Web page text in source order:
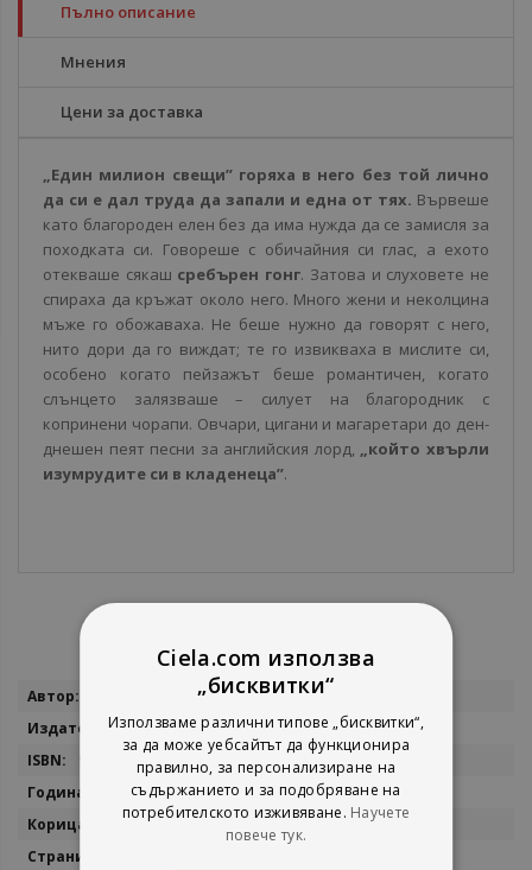
Пълно описание
Мнения
Цени за доставка
„Един милион свещи” горяха в него без той лично
да си е дал труда да запали и една от тях. Вървеше
като благороден елен без да има нужда да се замисля за
походката си. Говореше с обичайния си глас, а ехото
отекваше сякаш сребърен гонг. Затова и слуховете не
спираха да кръжат около него. Много жени и неколцина
мъже го обожаваха. Не беше нужно да говорят с него,
нито дори да го виждат; те го извикваха в мислите си,
особено когато пейзажът беше романтичен, когато
слънцето залязваше – силует на благородник с
копринени чорапи. Овчари, цигани и магаретари до ден-
днешен пеят песни за английския лорд, „който хвърли
изумрудите си в кладенеца”.
Повече
информация
Вирджиния Улф
Лист
9786197722048
2023
твърда
Ciela.com използва
„бисквитки“
Използваме различни типове „бисквитки“,
за да може уебсайтът да функционира
правилно, за персонализиране на
съдържанието и за подобряване на
потребителското изживяване. Научете
повече тук.